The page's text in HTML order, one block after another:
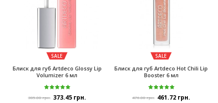
SALE
Блиск для губ Artdeco Glossy Lip
Volumizer 6 мл
385.00 грн. 373.45 грн.
SALE
Блиск для губ Artdeco Hot Chili Lip
Booster 6 мл
476.00 грн. 461.72 грн.